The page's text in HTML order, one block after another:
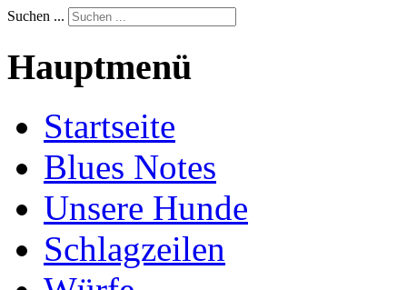
Suchen ...
Hauptmenü
Startseite
Blues Notes
Unsere Hunde
Schlagzeilen